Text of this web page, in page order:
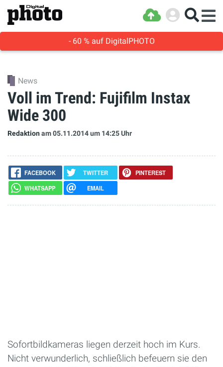
- 60 % auf DigitalPHOTO
News
Voll im Trend: Fujifilm Instax
Wide 300
Redaktionam 05.11.2014um 14:25 Uhr
FACEBOOK TWITTER
PINTEREST
WHATSAPP
EMAIL
Sofortbildkameras liegen derzeit hoch im Kurs.
Nicht verwunderlich, schließlich befeuern sie den